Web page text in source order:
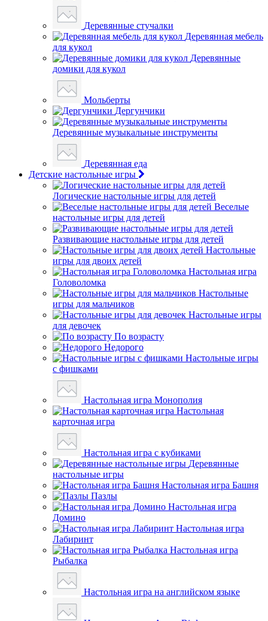
Деревянные стучалки
Деревянная мебель
для кукол
Деревянные
домики для кукол
Мольберты
Дергунчики
Деревянные музыкальные инструменты
Деревянная еда
Детские настольные игры
Логические настольные игры для детей
Веселые
настольные игры для детей
Развивающие настольные игры для детей
Настольные
игры для двоих детей
Настольная игра
Головоломка
Настольные
игры для мальчиков
Настольные игры
для девочек
По возрасту
Недорого
Настольные игры
с фишками
Настольная игра Монополия
Настольная
карточная игра
Настольная игра с кубиками
Деревянные
настольные игры
Настольная игра Башня
Пазлы
Настольная игра
Домино
Настольная игра
Лабиринт
Настольная игра
Рыбалка
Настольная игра на английском языке